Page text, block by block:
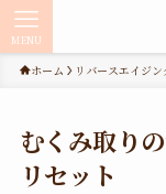
MENU
ホーム リバースエイジン
むくみ取り
リセット